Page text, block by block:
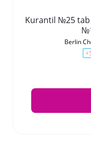
Kurantil №25
Berlin